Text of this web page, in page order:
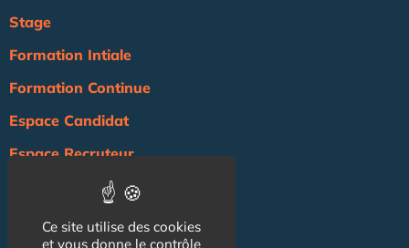
Stage
Formation Intiale
Formation Continue
Espace Candidat
Espace Recruteur
AgendaCe site utilise des cookies
et vous donne le contrôle